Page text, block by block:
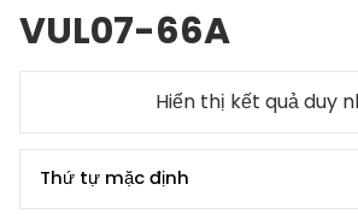
VUL07-66A
Hiển thị kết quả duy